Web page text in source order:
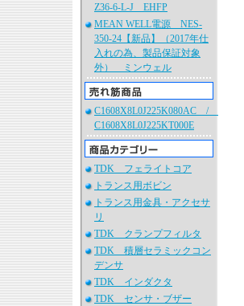
Z36-6-L-J EHFP
MEAN WELL電源 NES-
350-24【新品】（2017年仕
入れの為、製品保証対象
外） ミンウェル
C1608X8L0J225K080AC /
C1608X8L0J225KT000E
TDK フェライトコア
トランス用ボビン
トランス用金具・アクセサ
リ
TDK クランプフィルタ
TDK 積層セラミックコン
デンサ
TDK インダクタ
TDK センサ・ブザー